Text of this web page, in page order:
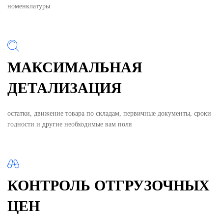
номенклатуры
МАКСИМАЛЬНАЯ
ДЕТАЛИЗАЦИЯ
остатки, движение товара по складам, первичные документы, сроки
годности и другие необходимые вам поля
КОНТРОЛЬ ОТГРУЗОЧНЫХ
ЦЕН